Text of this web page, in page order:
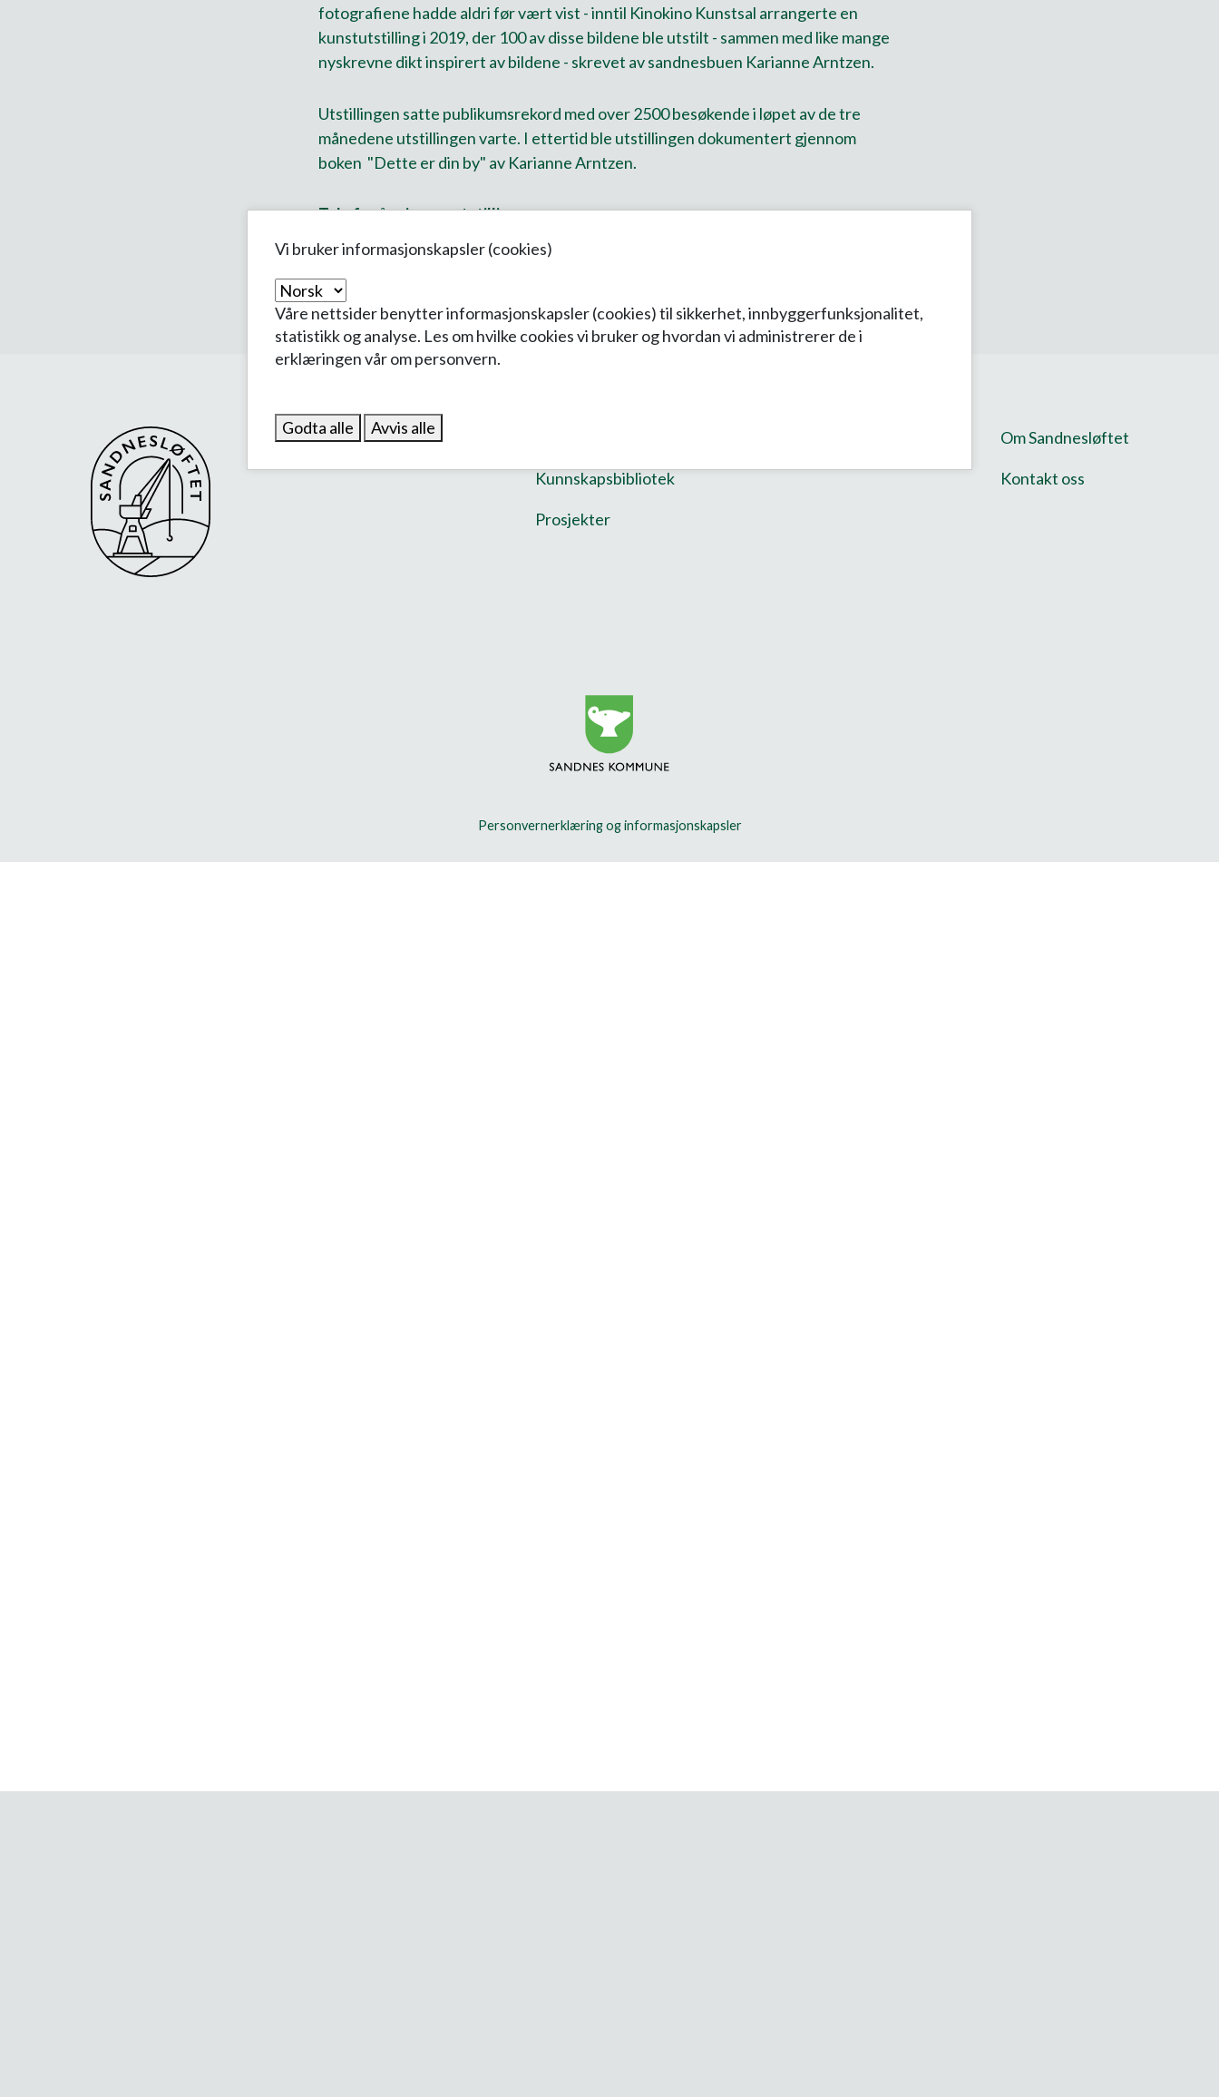
fotografiene hadde aldri før vært vist - inntil Kinokino Kunstsal arrangerte en
kunstutstilling i 2019, der 100 av disse bildene ble utstilt - sammen med like mange
nyskrevne dikt inspirert av bildene - skrevet av sandnesbuen Karianne Arntzen.
Utstillingen satte publikumsrekord med over 2500 besøkende i løpet av de tre
månedene utstillingen varte. I ettertid ble utstillingen dokumentert gjennom
boken "Dette er din by" av Karianne Arntzen.
Tale fra åpning av utstillingen
Kunnskapsbibliotek
Prosjekter
Om Sandnesløftet
Kontakt oss
Personvernerklæring og informasjonskapsler
Vi bruker informasjonskapsler (cookies)
Våre nettsider benytter informasjonskapsler (cookies) til sikkerhet, innbyggerfunksjonalitet,
statistikk og analyse. Les om hvilke cookies vi bruker og hvordan vi administrerer de i
erklæringen vår om personvern.
Godta alle Avvis alle